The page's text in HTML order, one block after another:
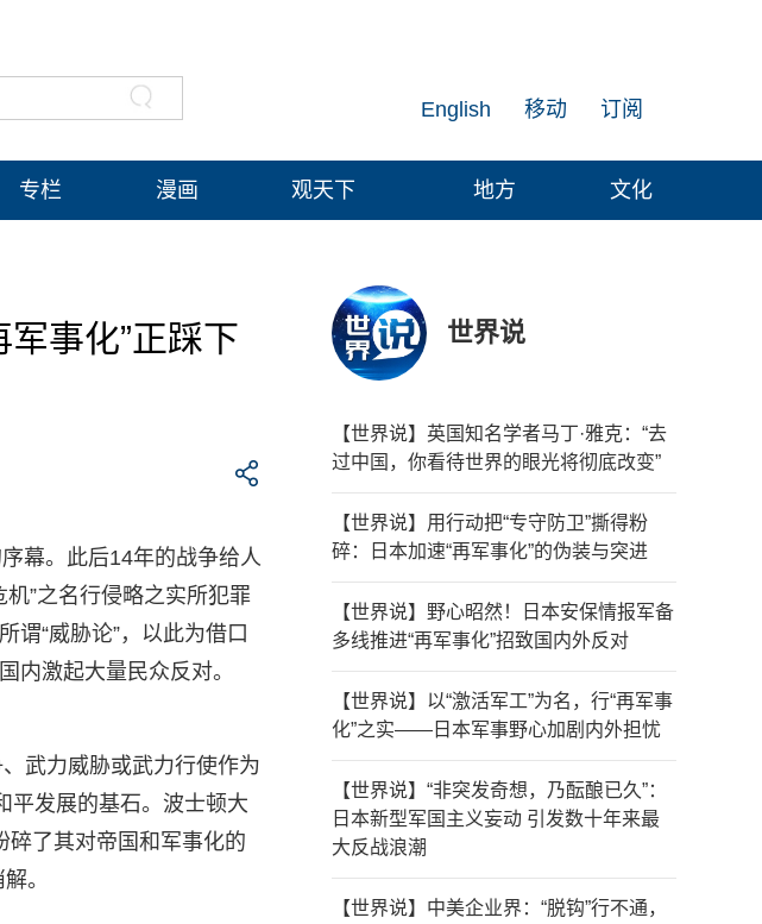
订阅
移动
English
专栏 漫画 观天下 地方 文化
军事化”正踩下
幕。此后14年的战争给人
”之名行侵略之实所犯罪
谓“威胁论”，以此为借口
内激起大量民众反对。
武力威胁或武力行使作为
平发展的基石。波士顿大
碎了其对帝国和军事化的
。
世界说
【世界说】英国知名学者马丁·雅克：“去
过中国，你看待世界的眼光将彻底改变”
【世界说】用行动把“专守防卫”撕得粉
碎：日本加速“再军事化”的伪装与突进
【世界说】野心昭然！日本安保情报军备
多线推进“再军事化”招致国内外反对
【世界说】以“激活军工”为名，行“再军事
化”之实——日本军事野心加剧内外担忧
【世界说】“非突发奇想，乃酝酿已久”：
日本新型军国主义妄动 引发数十年来最
大反战浪潮
【世界说】中美企业界：“脱钩”行不通，